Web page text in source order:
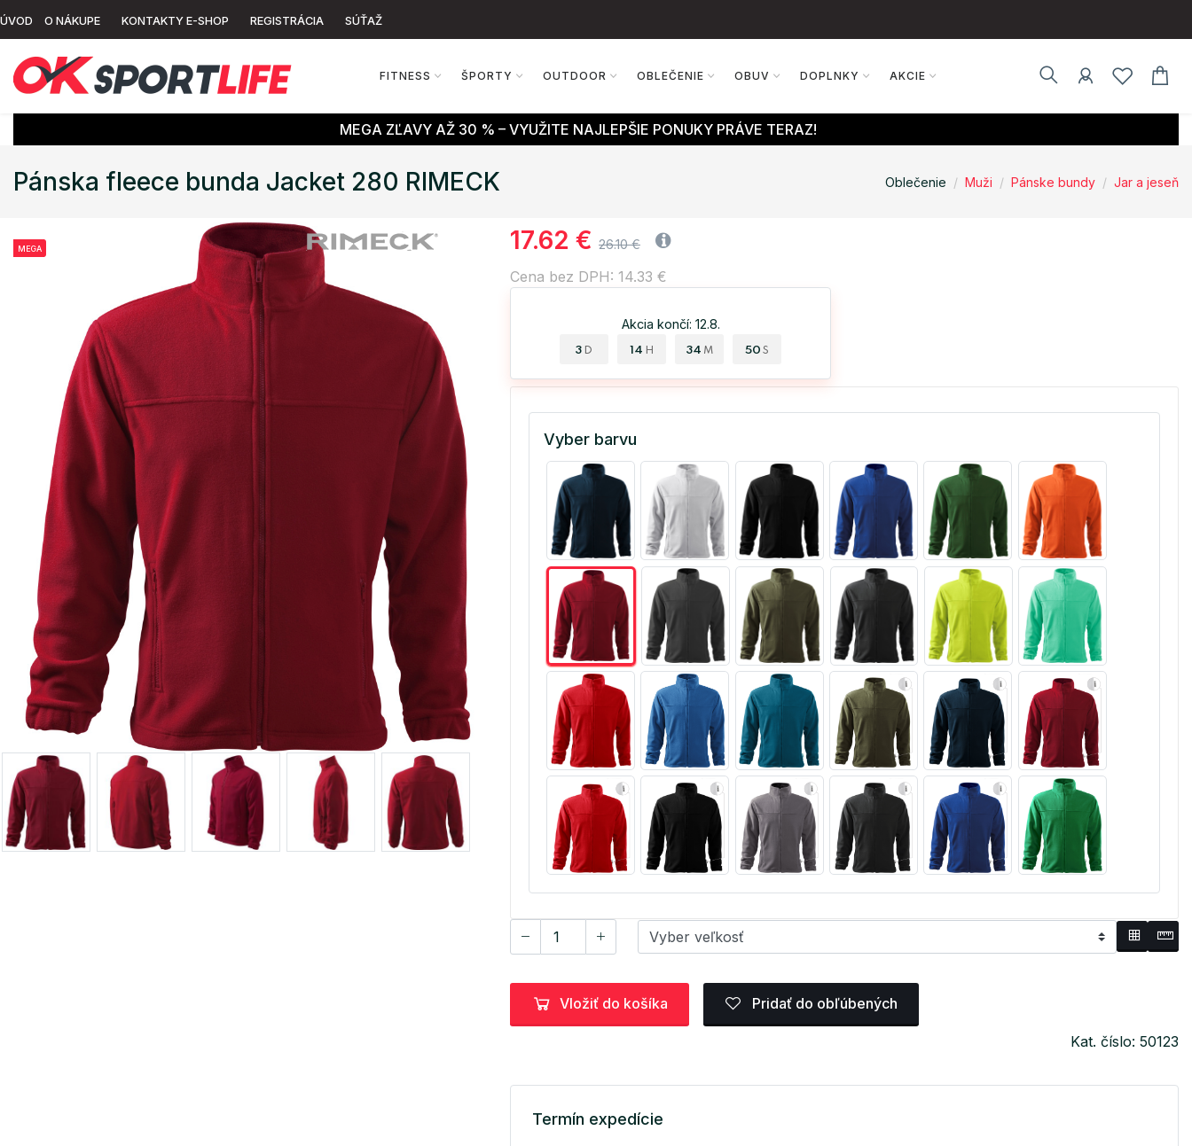
ÚVOD O NÁKUPE KONTAKTY E-SHOP REGISTRÁCIA SÚŤAŽ
FITNESS ŠPORTY OUTDOOR OBLEČENIE OBUV DOPLNKY AKCIE
MEGA ZĽAVY AŽ 30 % – VYUŽITE NAJLEPŠIE PONUKY PRÁVE TERAZ!
Pánska fleece bunda Jacket 280 RIMECK Oblečenie Muži Pánske bundy Jar a jeseň
MEGA 17.62 € 26.10 €
Cena bez DPH: 14.33 €
Akcia končí: 12.8.
3 D 14 H 34 M 49 S
Vyber barvu
Vložiť do košíka Pridať do obľúbených
Kat. číslo: 50123
Termín expedície